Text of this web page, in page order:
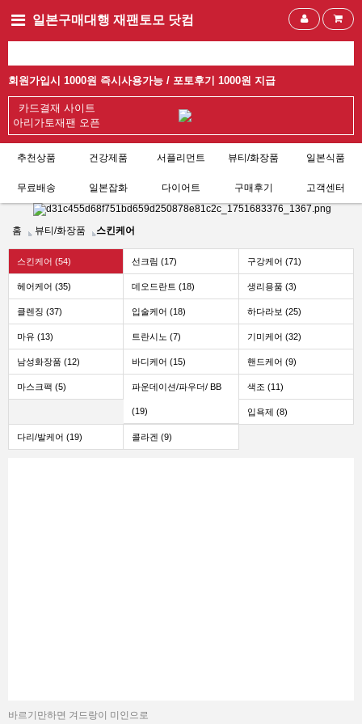
일본구매대행 재팬토모 닷컴
회원가입시 1000원 즉시사용가능 / 포토후기 1000원 지급
카드결재 사이트
아리가토재팬 오픈
추천상품 건강제품 서플리먼트 뷰티/화장품 일본식품
무료배송 일본잡화 다이어트 구매후기 고객센터
홈 뷰티/화장품 스킨케어
스킨케어 (54) 선크림 (17) 구강케어 (71)
헤어케어 (35) 데오드란트 (18) 생리용품 (3)
클렌징 (37) 입술케어 (18) 하다라보 (25)
마유 (13) 트란시노 (7) 기미케어 (32)
남성화장품 (12) 바디케어 (15) 핸드케어 (9)
마스크팩 (5) 파운데이션/파우더/ BB
(19)
색조 (11)
입욕제 (8)
다리/발케어 (19) 콜라겐 (9)
바르기만하면 겨드랑이 미인으로